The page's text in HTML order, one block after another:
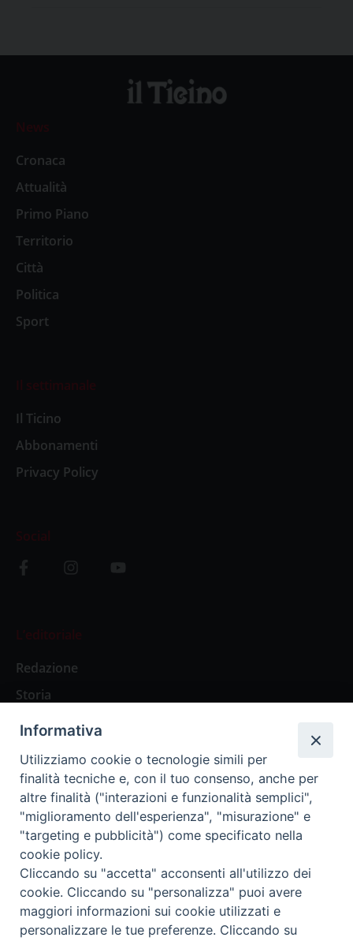
News
Cronaca
Attualità
Primo Piano
Territorio
Città
Politica
Sport
Il settimanale
Il Ticino
Abbonamenti
Privacy Policy
Social
L’editoriale
Redazione
Storia
Abbonamenti
Abbonamento Annuale Digitale
Abbonamento Annuale Cartaceo
Abbonamento Singola Copia Digitale
Redazione: Pavia, Piazza Duomo 11 - tel. 0382.24736 -
Informativa
Utilizziamo cookie o tecnologie simili per
finalità tecniche e, con il tuo consenso, anche per
altre finalità ("interazioni e funzionalità semplici",
"miglioramento dell'esperienza", "misurazione" e
"targeting e pubblicità") come specificato nella
cookie policy.
Cliccando su "accetta" acconsenti all'utilizzo dei
cookie. Cliccando su "personalizza" puoi avere
maggiori informazioni sui cookie utilizzati e
personalizzare le tue preferenze. Cliccando su